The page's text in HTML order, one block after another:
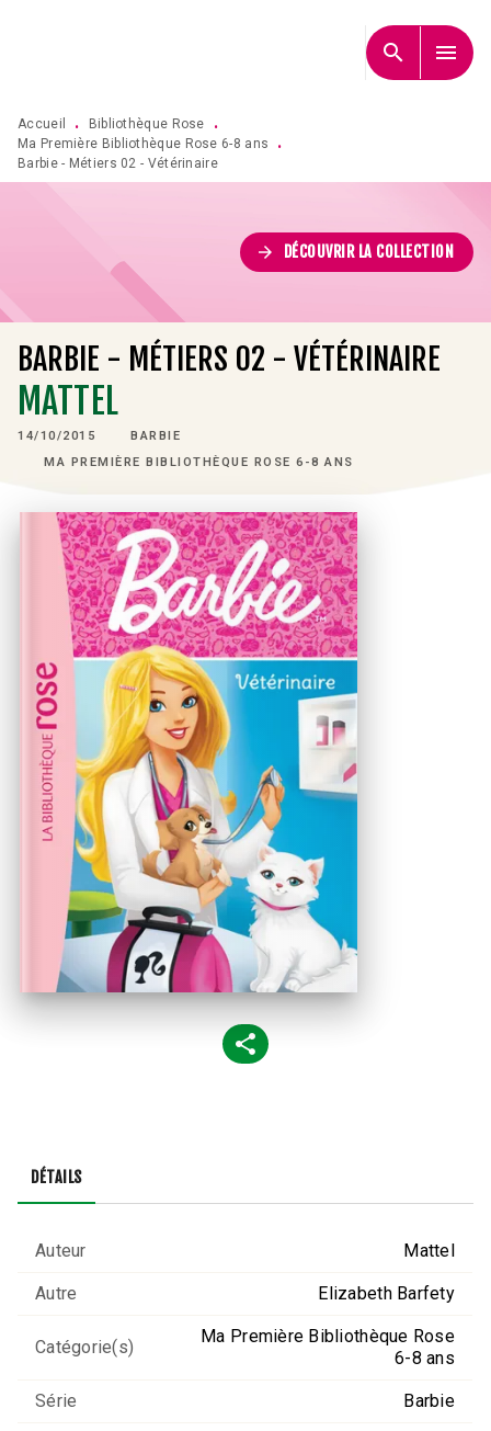
search menu
Accueil • Bibliothèque Rose
•
Ma Première Bibliothèque Rose 6-8 ans
•
Barbie - Métiers 02 - Vétérinaire
arrow_forward DÉCOUVRIR LA COLLECTION
BARBIE - MÉTIERS 02 - VÉTÉRINAIRE
MATTEL
14/10/2015
BARBIE
MA PREMIÈRE BIBLIOTHÈQUE ROSE 6-8 ANS
DÉTAILS
Auteur Mattel
Autre Elizabeth Barfety
Catégorie(s)
Ma Première Bibliothèque Rose
6-8 ans
Série Barbie